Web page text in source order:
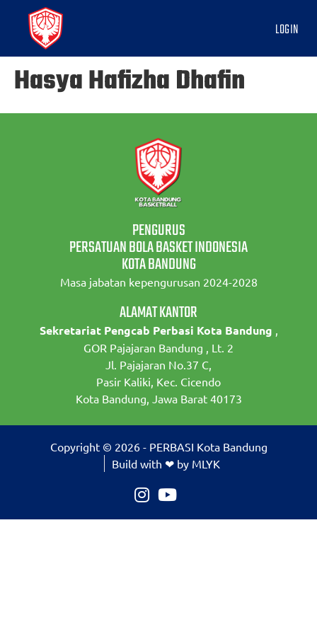
LOGIN
Hasya Hafizha Dhafin
PENGURUS
PERSATUAN BOLA BASKET INDONESIA
KOTA BANDUNG
Masa jabatan kepengurusan 2024-2028
ALAMAT KANTOR
Sekretariat Pengcab Perbasi Kota Bandung ,
GOR Pajajaran Bandung , Lt. 2
Jl. Pajajaran No.37 C,
Pasir Kaliki, Kec. Cicendo
Kota Bandung, Jawa Barat 40173
Copyright © 2026 - PERBASI Kota Bandung
Build with ❤ by MLYK